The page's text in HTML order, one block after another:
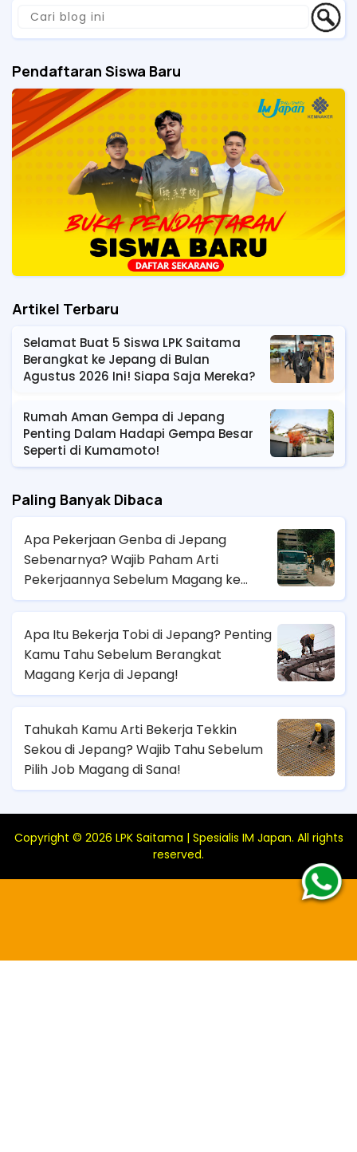
Pendaftaran Siswa Baru
Artikel Terbaru
Selamat Buat 5 Siswa LPK Saitama
Berangkat ke Jepang di Bulan
Agustus 2026 Ini! Siapa Saja Mereka?
Rumah Aman Gempa di Jepang
Penting Dalam Hadapi Gempa Besar
Seperti di Kumamoto!
Paling Banyak Dibaca
Apa Pekerjaan Genba di Jepang
Sebenarnya? Wajib Paham Arti
Pekerjaannya Sebelum Magang ke
Sana!
Apa Itu Bekerja Tobi di Jepang? Penting
Kamu Tahu Sebelum Berangkat
Magang Kerja di Jepang!
Tahukah Kamu Arti Bekerja Tekkin
Sekou di Jepang? Wajib Tahu Sebelum
Pilih Job Magang di Sana!
Copyright © 2026 LPK Saitama | Spesialis IM Japan. All rights
reserved.